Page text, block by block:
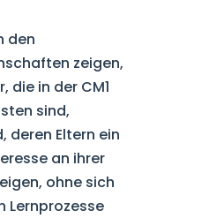
den
zeigen,
die in der CM1
sind,
deren Eltern ein
an ihrer
ohne sich
Lernprozesse